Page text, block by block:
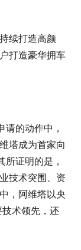
续打造高颜
打造豪华拥车
请的动作中，
塔成为首家向
所证明的是，
技术突围、资
，阿维塔以央
技术领先，还